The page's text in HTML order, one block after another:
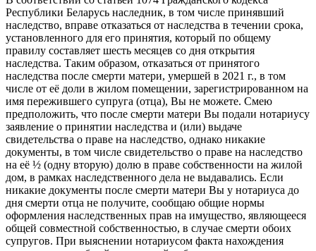
Республики Беларусь наследник, в том числе принявший
наследство, вправе отказаться от наследства в течении срока,
установленного для его принятия, который по общему
правилу составляет шесть месяцев со дня открытия
наследства. Таким образом, отказаться от принятого
наследства после смерти матери, умершей в 2021 г., в том
числе от её доли в жилом помещении, зарегистрированном на
имя пережившего супруга (отца), Вы не можете. Смею
предположить, что после смерти матери Вы подали нотариусу
заявление о принятии наследства и (или) выдаче
свидетельства о праве на наследство, однако никакие
документы, в том числе свидетельство о праве на наследство
на её ½ (одну вторую) долю в праве собственности на жилой
дом, в рамках наследственного дела не выдавались. Если
никакие документы после смерти матери Вы у нотариуса до
дня смерти отца не получите, сообщаю общие нормы
оформления наследственных прав на имущество, являющееся
общей совместной собственностью, в случае смерти обоих
супругов. При выяснении нотариусом факта нахождения